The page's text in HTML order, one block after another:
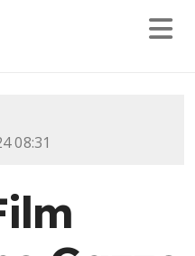
08:31